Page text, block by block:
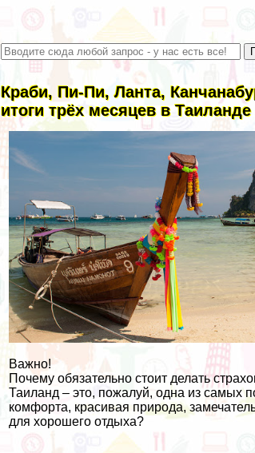
Краби, Пи-Пи, Ланта,
итоги трёх месяцев в Таиланде
Важно!
Почему обязательно стоит делать
Таиланд – это, пожалуй, одна из самых
комфорта, красивая природа,
для хорошего отдыха?